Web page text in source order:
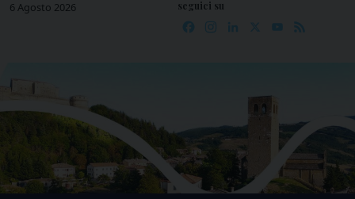
Skip6 Agosto 2026 seguici su
Facebook
Instagram
LinkedIn YouTube